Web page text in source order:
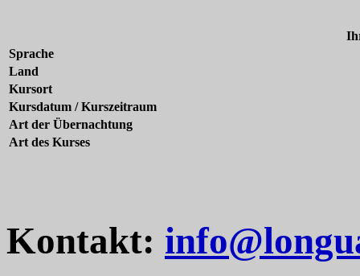
Sprache
Land
Kursort
Kursdatum / Kurszeitraum
Art der Übernachtung
Art des Kurses
Kontakt: